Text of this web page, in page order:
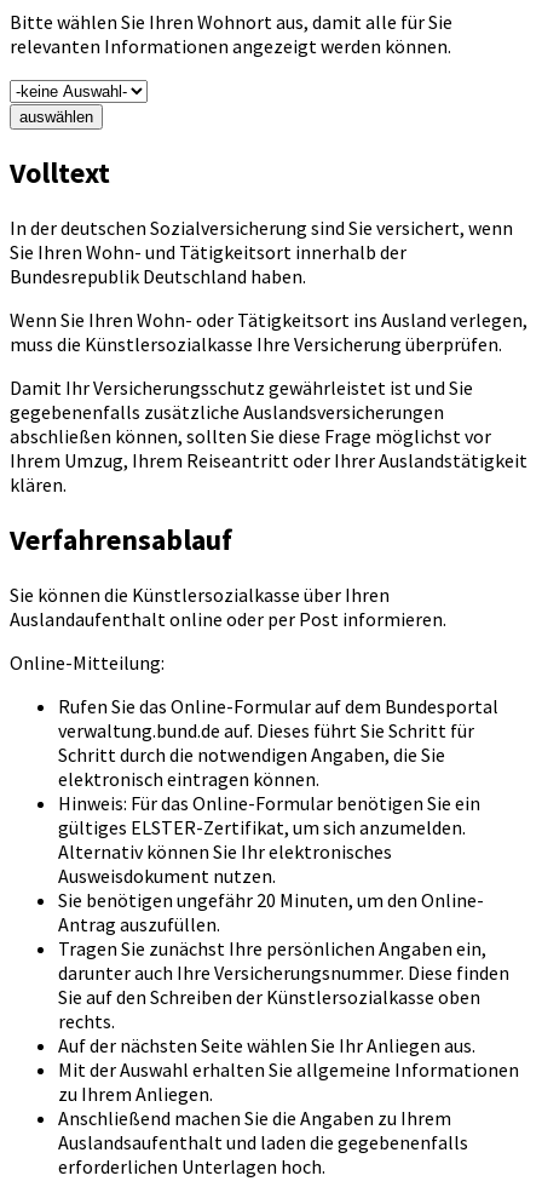
Bitte wählen Sie Ihren Wohnort aus, damit alle für Sie
relevanten Informationen angezeigt werden können.
auswählen
Volltext
In der deutschen Sozialversicherung sind Sie versichert, wenn
Sie Ihren Wohn- und Tätigkeitsort innerhalb der
Bundesrepublik Deutschland haben.
Wenn Sie Ihren Wohn- oder Tätigkeitsort ins Ausland verlegen,
muss die Künstlersozialkasse Ihre Versicherung überprüfen.
Damit Ihr Versicherungsschutz gewährleistet ist und Sie
gegebenenfalls zusätzliche Auslandsversicherungen
abschließen können, sollten Sie diese Frage möglichst vor
Ihrem Umzug, Ihrem Reiseantritt oder Ihrer Auslandstätigkeit
klären.
Verfahrensablauf
Sie können die Künstlersozialkasse über Ihren
Auslandaufenthalt online oder per Post informieren.
Online-Mitteilung:
Rufen Sie das Online-Formular auf dem Bundesportal
verwaltung.bund.de auf. Dieses führt Sie Schritt für
Schritt durch die notwendigen Angaben, die Sie
elektronisch eintragen können.
Hinweis: Für das Online-Formular benötigen Sie ein
gültiges ELSTER-Zertifikat, um sich anzumelden.
Alternativ können Sie Ihr elektronisches
Ausweisdokument nutzen.
Sie benötigen ungefähr 20 Minuten, um den Online-
Antrag auszufüllen.
Tragen Sie zunächst Ihre persönlichen Angaben ein,
darunter auch Ihre Versicherungsnummer. Diese finden
Sie auf den Schreiben der Künstlersozialkasse oben
rechts.
Auf der nächsten Seite wählen Sie Ihr Anliegen aus.
Mit der Auswahl erhalten Sie allgemeine Informationen
zu Ihrem Anliegen.
Anschließend machen Sie die Angaben zu Ihrem
Auslandsaufenthalt und laden die gegebenenfalls
erforderlichen Unterlagen hoch.